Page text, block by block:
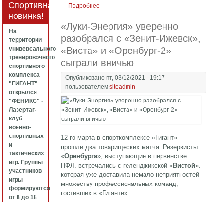
Подробнее
«Луки-Энергия» уверенно
разобрался с «Зенит-Ижевск»,
«Виста» и «Оренбург-2»
сыграли вничью
Опубликовано пт, 03/12/2021 - 19:17
пользователемsiteadmin
12-го марта в спорткомплексе «Гигант»
прошли два товарищеских матча. Резервисты
«Оренбурга», выступающие в первенстве
ПФЛ, встречались с геленджикской «Вистой»,
которая уже доставила немало неприятностей
множеству профессиональных команд,
гостивших в «Гиганте».
Спортивная
новинка!
На
территории
универсального
тренировочного
спортивного
комплекса
"ГИГАНТ"
открылся
"ФЕНИКС" -
Лазертаг-
клуб
военно-
спортивных
и
тактических
игр. Группы
участников
игры
формируются
от 8 до 18